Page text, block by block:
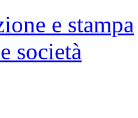
e stampa
società